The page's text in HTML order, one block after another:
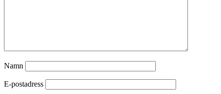
Namn
E-postadress